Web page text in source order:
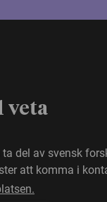
veta
del av svensk
att komma i